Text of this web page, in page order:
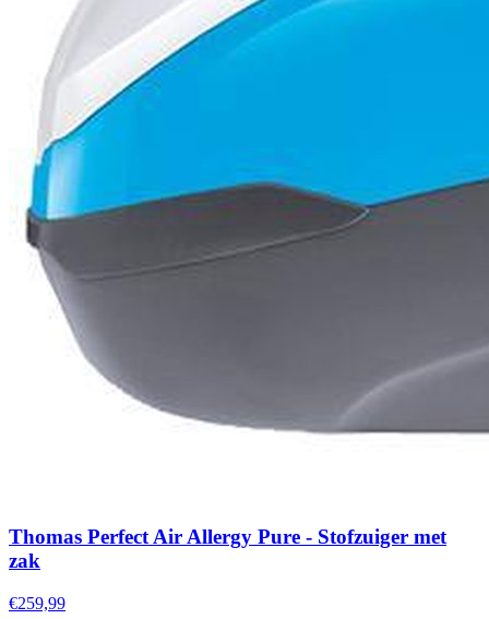
Thomas Perfect Air Allergy Pure - Stofzuiger met
zak
€259,99